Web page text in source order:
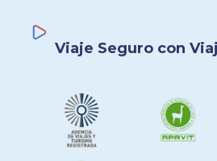
Viaje Seguro con